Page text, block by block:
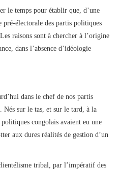
le temps pour établir que, d’une
pré-électorale des partis politiques
raisons sont à chercher à l’origine
dans l’absence d’idéologie
dans le chef de nos partis
sur le tas, et sur le tard, à la
congolais avaient eu une
aux dures réalités de gestion d’un
tribal, par l’impératif des